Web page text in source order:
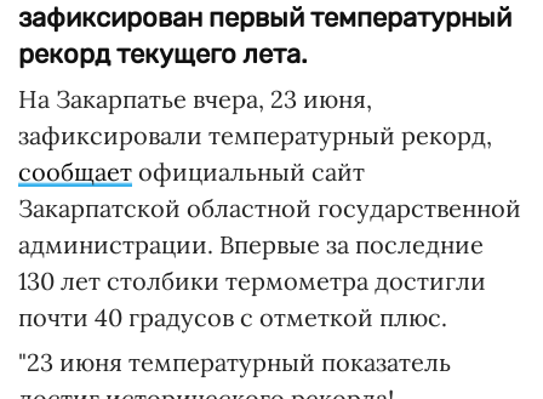
зафиксирован первый температурный
рекорд текущего лета.
На Закарпатье вчера, 23 июня,
зафиксировали температурный рекорд,
сообщает официальный сайт
Закарпатской областной государственной
администрации. Впервые за последние
130 лет столбики термометра достигли
почти 40 градусов с отметкой плюс.
"23 июня температурный показатель